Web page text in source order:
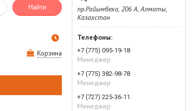
Найти
Корзина
пр.Райымбека, 206 А, Алматы,
Казахстан
+7 (775) 095-19-18
Менеджер
+7 (775) 382-98-78
Менеджер
+7 (727) 225-36-11
Менеджер